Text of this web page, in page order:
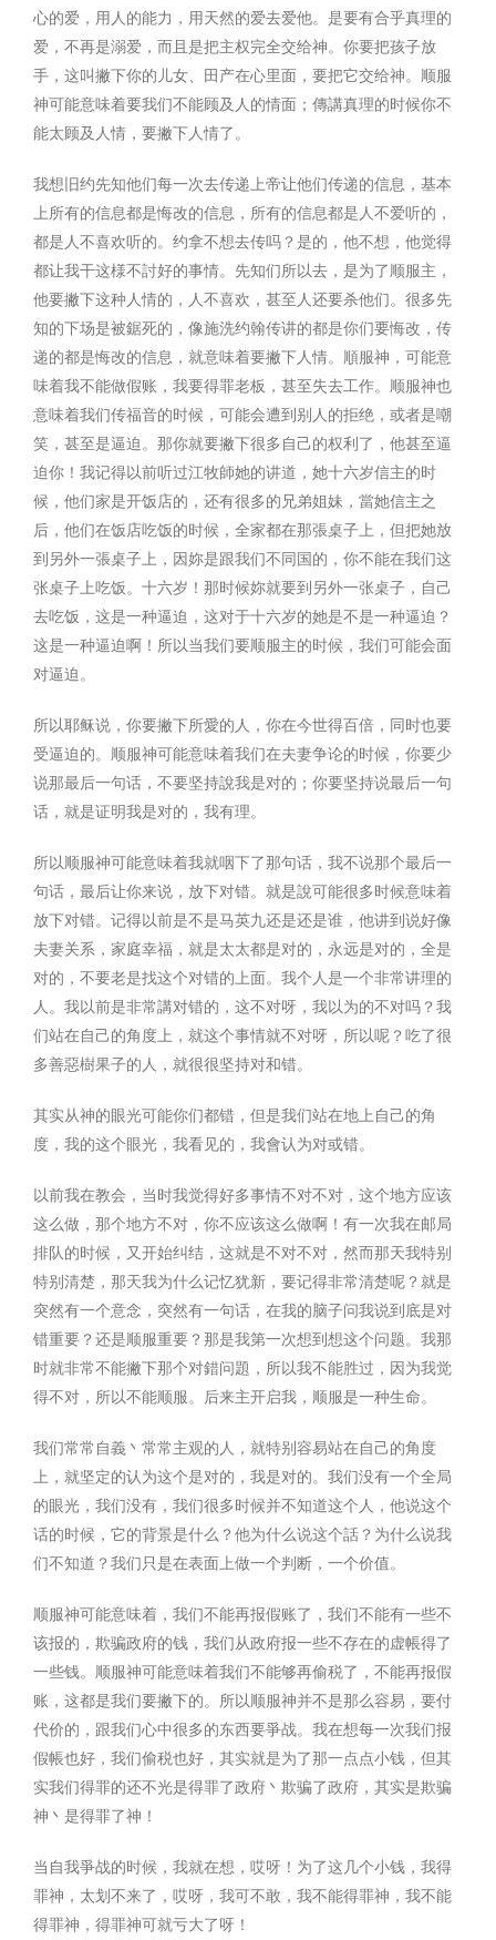
心的爱，用人的能力，用天然的爱去爱他。是要有合乎真理的
爱，不再是溺爱，而且是把主权完全交给神。你要把孩子放
手，这叫撇下你的儿女、田产在心里面，要把它交给神。顺服
神可能意味着要我们不能顾及人的情面；傳講真理的时候你不
能太顾及人情，要撇下人情了。
我想旧约先知他们每一次去传递上帝让他们传递的信息，基本
上所有的信息都是悔改的信息，所有的信息都是人不爱听的，
都是人不喜欢听的。约拿不想去传吗？是的，他不想，他觉得
都让我干这様不討好的事情。先知们所以去，是为了顺服主，
他要撇下这种人情的，人不喜欢，甚至人还要杀他们。很多先
知的下场是被鋸死的，像施洗约翰传讲的都是你们要悔改，传
递的都是悔改的信息，就意味着要撇下人情。順服神，可能意
味着我不能做假账，我要得罪老板，甚至失去工作。顺服神也
意味着我们传福音的时候，可能会遭到别人的拒绝，或者是嘲
笑，甚至是逼迫。那你就要撇下很多自己的权利了，他甚至逼
迫你！我记得以前听过江牧師她的讲道，她十六岁信主的时
候，他们家是开饭店的，还有很多的兄弟姐妹，當她信主之
后，他们在饭店吃饭的时候，全家都在那張桌子上，但把她放
到另外一張桌子上，因妳是跟我们不同国的，你不能在我们这
张桌子上吃饭。十六岁！那时候妳就要到另外一张桌子，自己
去吃饭，这是一种逼迫，这对于十六岁的她是不是一种逼迫？
这是一种逼迫啊！所以当我们要顺服主的时候，我们可能会面
对逼迫。
所以耶稣说，你要撇下所愛的人，你在今世得百倍，同时也要
受逼迫的。顺服神可能意味着我们在夫妻争论的时候，你要少
说那最后一句话，不要坚持說我是对的；你要坚持说最后一句
话，就是证明我是对的，我有理。
所以顺服神可能意味着我就咽下了那句话，我不说那个最后一
句话，最后让你来说，放下对错。就是說可能很多时候意味着
放下对错。记得以前是不是马英九还是还是谁，他讲到说好像
夫妻关系，家庭幸福，就是太太都是对的，永远是对的，全是
对的，不要老是找这个对错的上面。我个人是一个非常讲理的
人。我以前是非常講对错的，这不对呀，我以为的不对吗？我
们站在自己的角度上，就这个事情就不对呀，所以呢？吃了很
多善惡樹果子的人，就很很坚持对和错。
其实从神的眼光可能你们都错，但是我们站在地上自己的角
度，我的这个眼光，我看见的，我會认为对或错。
以前我在教会，当时我觉得好多事情不对不对，这个地方应该
这么做，那个地方不对，你不应该这么做啊！有一次我在邮局
排队的时候，又开始纠结，这就是不对不对，然而那天我特别
特别清楚，那天我为什么记忆犹新，要记得非常清楚呢？就是
突然有一个意念，突然有一句话，在我的脑子问我说到底是对
错重要？还是顺服重要？那是我第一次想到想这个问题。我那
时就非常不能撇下那个对錯问題，所以我不能胜过，因为我觉
得不对，所以不能顺服。后来主开启我，顺服是一种生命。
我们常常自義丶常常主观的人，就特别容易站在自己的角度
上，就坚定的认为这个是对的，我是对的。我们没有一个全局
的眼光，我们没有，我们很多时候并不知道这个人，他说这个
话的时候，它的背景是什么？他为什么说这个話？为什么说我
们不知道？我们只是在表面上做一个判断，一个价值。
顺服神可能意味着，我们不能再报假账了，我们不能有一些不
该报的，欺骗政府的钱，我们从政府报一些不存在的虚帳得了
一些钱。顺服神可能意味着我们不能够再偷税了，不能再报假
账，这都是我们要撇下的。所以顺服神并不是那么容易，要付
代价的，跟我们心中很多的东西要爭战。我在想每一次我们报
假帳也好，我们偷税也好，其实就是为了那一点点小钱，但其
实我们得罪的还不光是得罪了政府丶欺骗了政府，其实是欺骗
神丶是得罪了神！
当自我爭战的时候，我就在想，哎呀！为了这几个小钱，我得
罪神，太划不来了，哎呀，我可不敢，我不能得罪神，我不能
得罪神，得罪神可就亏大了呀！